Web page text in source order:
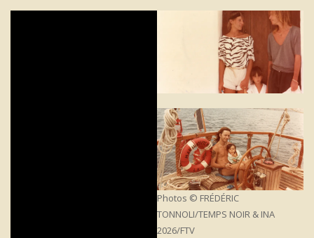
Photos © FRÉDÉRIC
TONNOLI/TEMPS NOIR & INA
2026/FTV